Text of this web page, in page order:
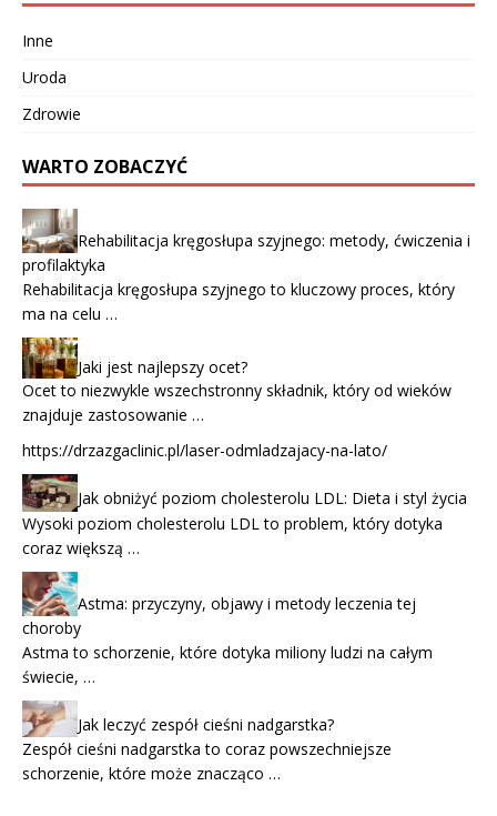
Inne
Uroda
Zdrowie
WARTO ZOBACZYĆ
Rehabilitacja kręgosłupa szyjnego: metody, ćwiczenia i
profilaktyka
Rehabilitacja kręgosłupa szyjnego to kluczowy proces, który
ma na celu …
Jaki jest najlepszy ocet?
Ocet to niezwykle wszechstronny składnik, który od wieków
znajduje zastosowanie …
https://drzazgaclinic.pl/laser-odmladzajacy-na-lato/
Jak obniżyć poziom cholesterolu LDL: Dieta i styl życia
Wysoki poziom cholesterolu LDL to problem, który dotyka
coraz większą …
Astma: przyczyny, objawy i metody leczenia tej
choroby
Astma to schorzenie, które dotyka miliony ludzi na całym
świecie, …
Jak leczyć zespół cieśni nadgarstka?
Zespół cieśni nadgarstka to coraz powszechniejsze
schorzenie, które może znacząco …